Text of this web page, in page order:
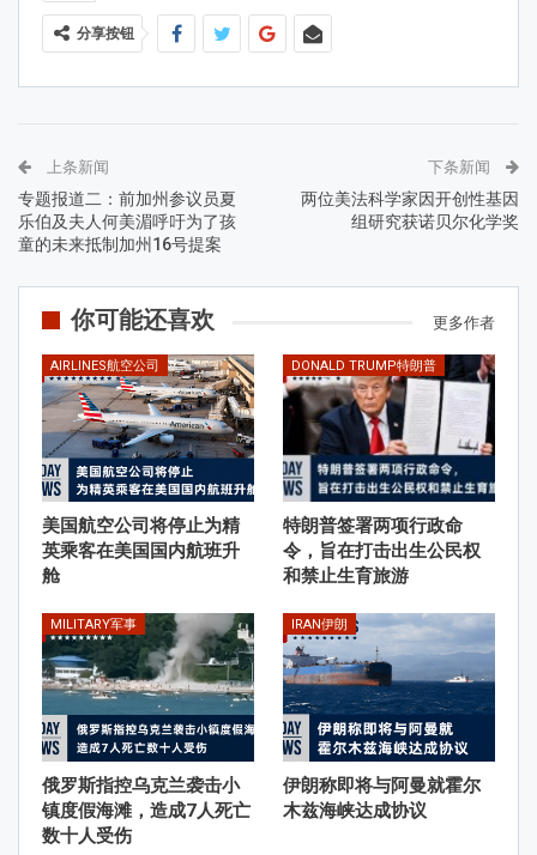
分享按钮
上条新闻
专题报道二：前加州参议员夏
乐伯及夫人何美湄呼吁为了孩
童的未来抵制加州16号提案
下条新闻
两位美法科学家因开创性基因
组研究获诺贝尔化学奖
你可能还喜欢 更多作者
AIRLINES航空公司
美国航空公司将停止为精
英乘客在美国国内航班升
舱
DONALD TRUMP特朗普
特朗普签署两项行政命
令，旨在打击出生公民权
和禁止生育旅游
MILITARY军事
俄罗斯指控乌克兰袭击小
镇度假海滩，造成7人死亡
数十人受伤
IRAN伊朗
伊朗称即将与阿曼就霍尔
木兹海峡达成协议